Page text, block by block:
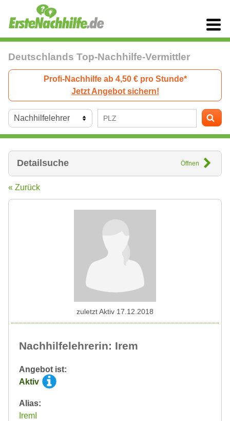
Deutschlands Top-Nachhilfe-Vermittler
Profi-Nachhilfe ab 4,50 € pro Stunde*
Jetzt Angebot sichern!
Detailsuche Öffnen
« Zurück
Nachhilfelehrerin: Irem
Angebot ist:
Aktiv
Alias:
IremI
zuletzt Aktiv 17.12.2018